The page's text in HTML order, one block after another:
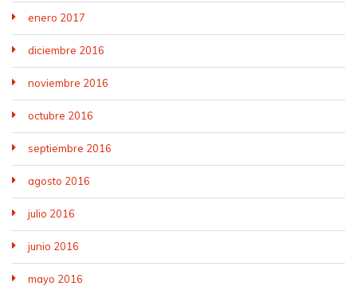
enero 2017
diciembre 2016
noviembre 2016
octubre 2016
septiembre 2016
agosto 2016
julio 2016
junio 2016
mayo 2016